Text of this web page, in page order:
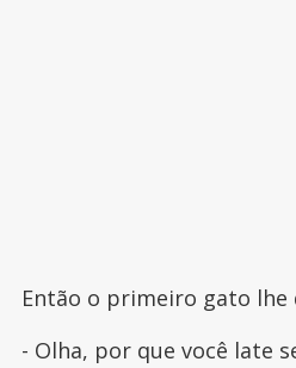
Então o primeiro gato lhe
- Olha, por que você late